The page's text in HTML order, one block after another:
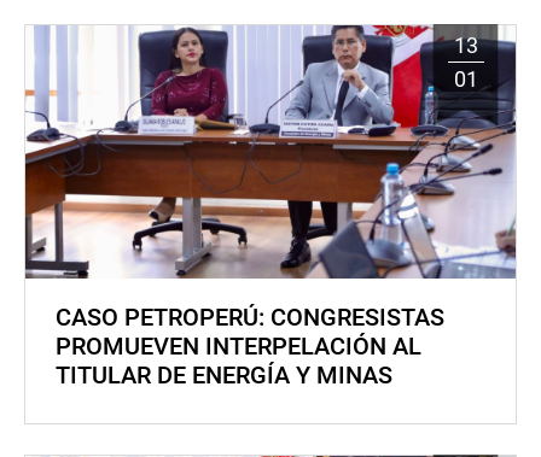
13
01
CASO PETROPERÚ: CONGRESISTAS
PROMUEVEN INTERPELACIÓN AL
TITULAR DE ENERGÍA Y MINAS